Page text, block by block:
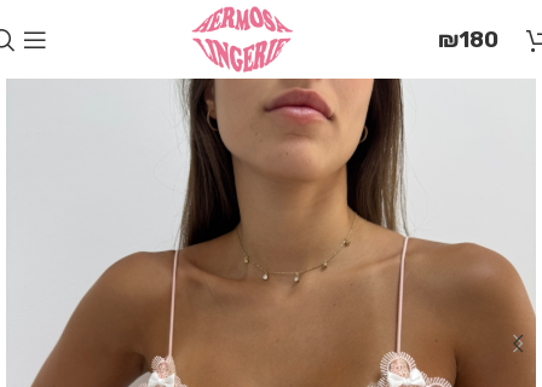
זֶה
לִנְגִישׁוּת
הָאֲתָר.
לִפְתִיחַת
תַּפְרִיט
הֵנְּגִישׁוּת
₪180